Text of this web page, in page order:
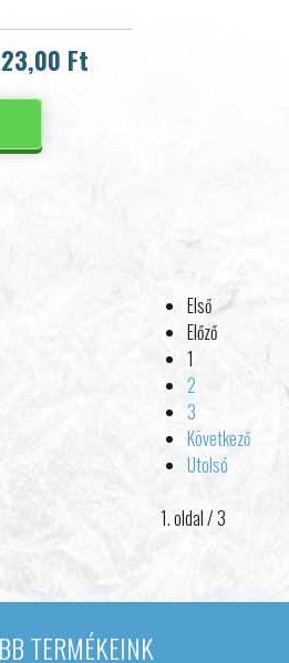
Ft
Első
Előző
1
2
3
Következő
Utolsó
1. oldal / 3
TERMÉKEINK